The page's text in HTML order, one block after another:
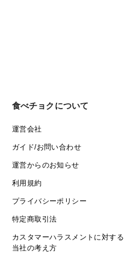
食べチョクについて
運営会社
ガイド/お問い合わせ
運営からのお知らせ
利用規約
プライバシーポリシー
特定商取引法
カスタマーハラスメントに対する
当社の考え方